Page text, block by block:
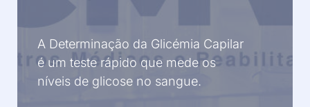
A Determinação da Glicémia Capilar
é um teste rápido que mede os
níveis de glicose no sangue.